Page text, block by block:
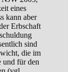
eines
kann aber
Erbschaft
sind
die im
und für den